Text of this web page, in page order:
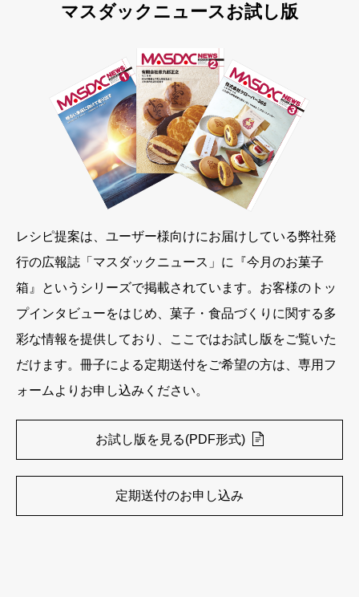
マスダックニュースお試し版
レシピ提案は、ユーザー様向けにお届けしている弊社発
行の広報誌「マスダックニュース」に『今月のお菓子
箱』というシリーズで掲載されています。お客様のトッ
プインタビューをはじめ、菓子・食品づくりに関する多
彩な情報を提供しており、ここではお試し版をご覧いた
だけます。冊子による定期送付をご希望の方は、専用フ
ォームよりお申し込みください。
お試し版を見る(PDF形式)
定期送付のお申し込み